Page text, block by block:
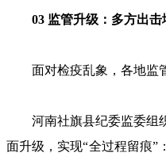
03 监管升级：多方出击
面对检疫乱象，各地监管
河南社旗县纪委监委组
面升级，实现“全过程留痕”